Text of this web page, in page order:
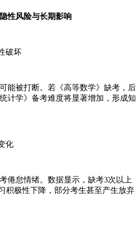
性风险与长期影响
破坏
被打断。若《高等数学》缺考，后
计学》备考难度将显著增加，形成知
化
怠情绪。数据显示，缺考3次以上
积极性下降，部分考生甚至产生放弃